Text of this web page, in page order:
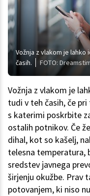
Vožnja z vlakom je
časih.
FOTO:
Vožnja z vlakom je
tudi v teh časih, če
s katerimi poskrbite
ostalih potnikov. Če
dihal, kot so kašelj,
telesna temperatura,
sredstev javnega
širjenju okužbe. Prav
potovanjem, ki niso